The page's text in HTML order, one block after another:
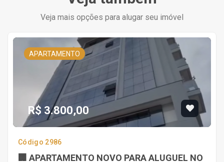
Veja mais opções para alugar seu imóvel
APARTAMENTO
R$ 3.800,00
Código 2986
🏢 APARTAMENTO NOVO PARA ALUGUEL NO